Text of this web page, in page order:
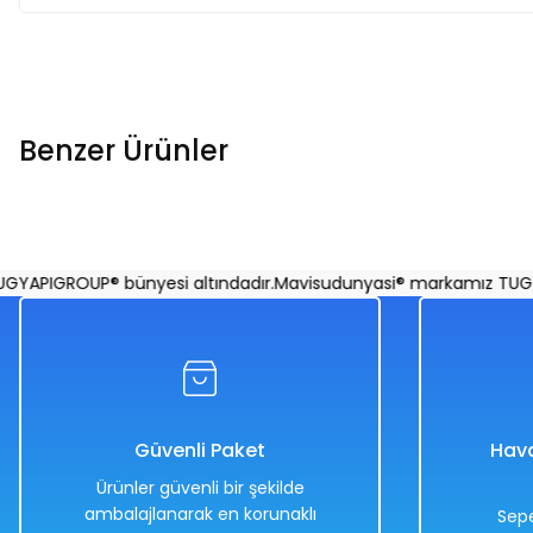
Benzer Ürünler
Meyve Desenli Telli Mini Gitar 35 Cm Kırmızı
Turuncu
884,00 TL
442,00 TL
bünyesi altındadır.Mavisudunyasi® markamız
Güvenli Paket
Ürünler güvenli bir şekilde
ambalajlanarak en korunaklı